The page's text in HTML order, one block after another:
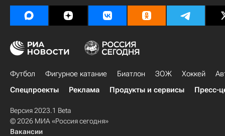
Футбол Фигурное катание Биатлон ЗОЖ Хоккей
Спецпроекты
Реклама Продукты и сервисы Пресс-
Версия 2023.1 Beta
© 2026 МИА «Россия сегодня»
Вакансии